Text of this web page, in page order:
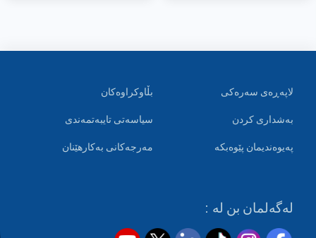
لاپەڕەی سەرەکی
بەشداری کردن
پەیوەندیمان پێوەبکە
بڵاوکراوەکان
سیاسەتی تایبەتمەندی
مەرجەکانی بەکارهێنان
لەگەلمان بن لە :